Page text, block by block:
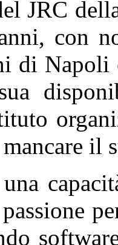
JRC
con
di Napoli
il